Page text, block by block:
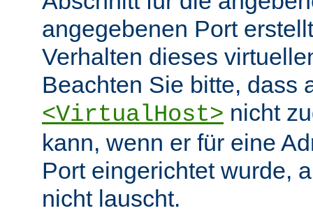
angegebenen Port
Verhalten dieses
Beachten Sie bitte, dass
<VirtualHost> nicht
kann, wenn er für eine
Port eingerichtet wurde,
nicht lauscht.